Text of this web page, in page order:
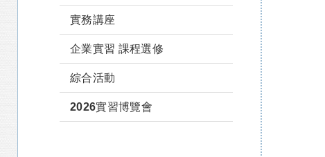
實務講座
企業實習 課程選修
綜合活動
2026實習博覽會